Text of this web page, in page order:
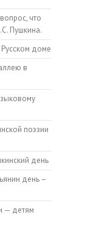
что
Пушкина.
доме
в
поэзии
день
день –
— детям